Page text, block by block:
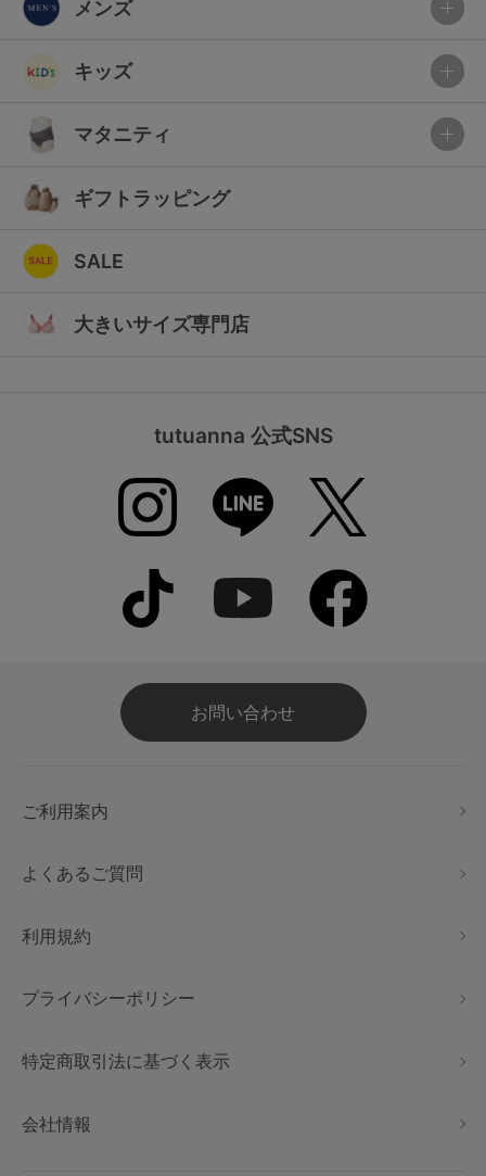
メンズ
キッズ
マタニティ
ギフトラッピング
SALE
大きいサイズ専門店
tutuanna 公式SNS
お問い合わせ
ご利用案内
よくあるご質問
利用規約
プライバシーポリシー
特定商取引法に基づく表示
会社情報